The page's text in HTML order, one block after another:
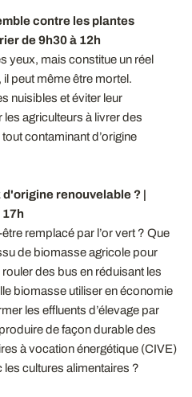
contre les plantes
de 9h30 à 12h
yeux, mais constitue un réel
peut même être mortel.
nuisibles et éviter leur
agriculteurs à livrer des
contaminant d’origine
renouvelable ? |
17h
remplacé par l’or vert ? Que
de biomasse agricole pour
des bus en réduisant les
biomasse utiliser en économie
les effluents d’élevage par
de façon durable des
à vocation énergétique (CIVE)
cultures alimentaires ?